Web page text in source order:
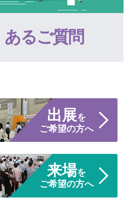
あるご質問
出展を
ご希望の方へ
来場を
ご希望の方へ